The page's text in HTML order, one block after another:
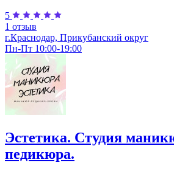
5
1 отзыв
г.Краснодар, Прикубанский округ
Пн-Пт 10:00-19:00
Эстетика. Студия
педикюра.